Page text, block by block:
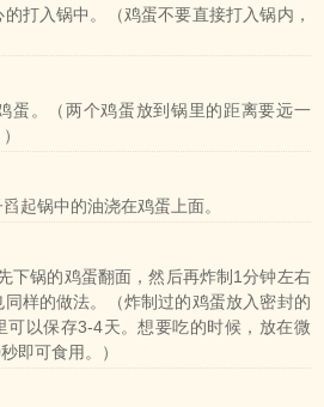
打入锅中。（鸡蛋不要直接打入锅内，
蛋。（两个鸡蛋放到锅里的距离要远一
起锅中的油浇在鸡蛋上面。
下锅的鸡蛋翻面，然后再炸制1分钟左右
样的做法。（炸制过的鸡蛋放入密封的
可以保存3-4天。想要吃的时候，放在微
即可食用。）